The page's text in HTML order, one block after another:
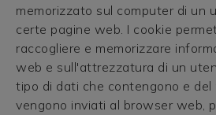
memorizzato sul computer di un
certe pagine web. I cookie
raccogliere e memorizzare
web e sull'attrezzatura di un
tipo di dati che contengono e del
vengono inviati al browser web,